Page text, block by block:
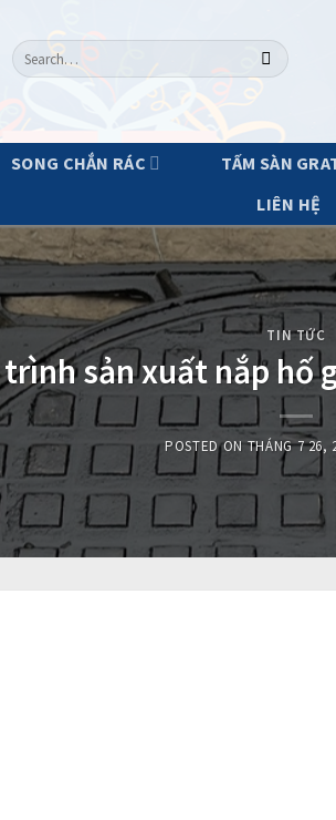
Search
for:
SONG CHẮN RÁC TẤM SÀN
LIÊN HỆ
TIN TỨC
sản xuất nắp hố
POSTED ONTHÁNG 7 26,